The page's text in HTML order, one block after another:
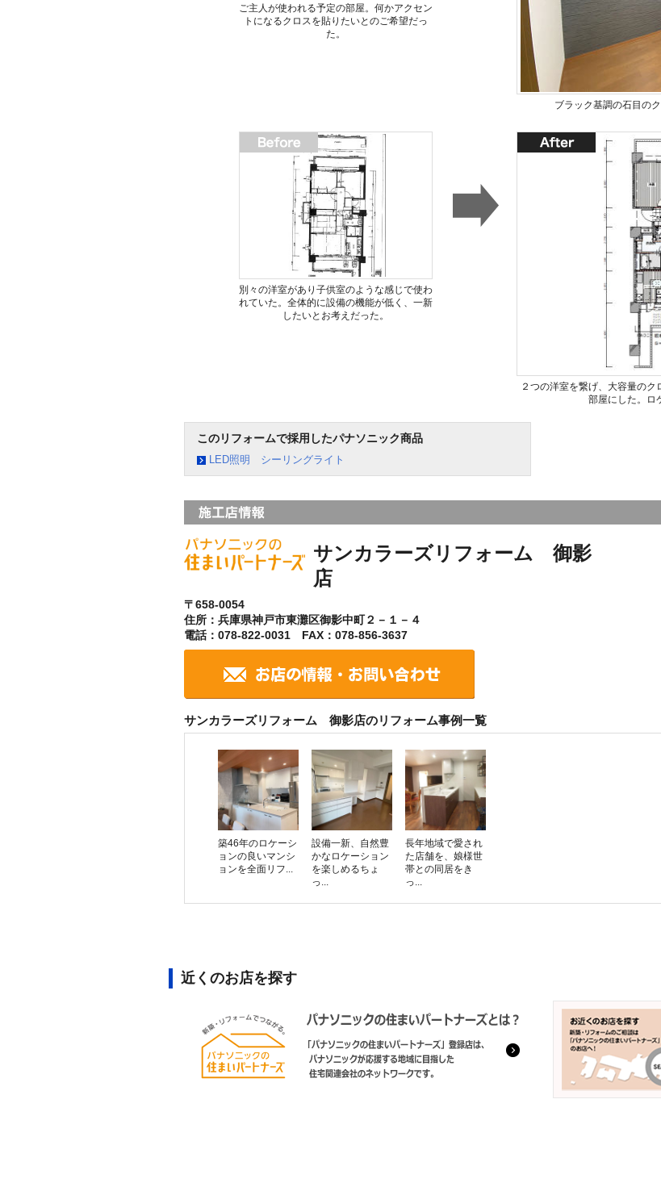
ご主人が使われる予定の部屋。何かアクセン
トになるクロスを貼りたいとのご希望だっ
た。
ブラック基調の石目の
別々の洋室があり子供室のような感じで使わ
れていた。全体的に設備の機能が低く、一新
したいとお考えだった。
２つの洋室を繋げ、大容量の
部屋にした。ロ
このリフォームで採用したパナソニック商品
LED照明 シーリングライト
サンカラーズリフォーム 御影
店
〒658-0054
住所：兵庫県神戸市東灘区御影中町２－１－４
電話：078-822-0031 FAX：078-856-3637
サンカラーズリフォーム 御影店のリフォーム事例一覧
築46年のロケーシ
ョンの良いマンシ
ョンを全面リフ...
設備一新、自然豊
かなロケーション
を楽しめるちょ
っ...
長年地域で愛され
た店舗を、娘様世
帯との同居をき
っ...
近くのお店を探す